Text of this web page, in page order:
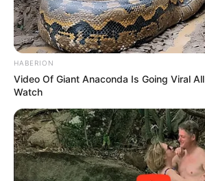
HABERION
Video Of Giant Anaconda Is Going Viral
Watch